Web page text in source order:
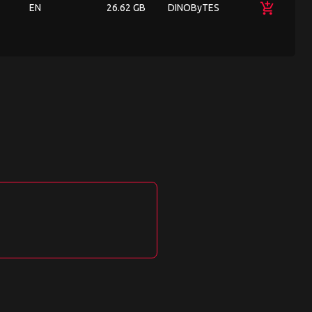
EN 26.62 GB DINOByTES add_shopping_cart